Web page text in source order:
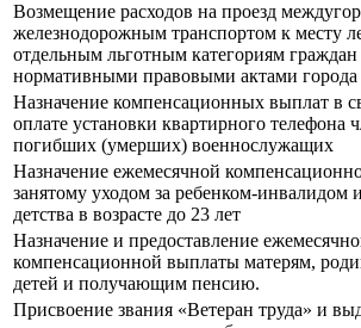
Возмещение расходов на проезд
железнодорожным транспортом к месту
отдельным льготным категориям граждан
нормативными правовыми актами
Назначение компенсационных выплат в
оплате установки квартирного телефона
погибших (умерших) военнослужащих
Назначение ежемесячной
занятому уходом за ребенком-инвалидом
детства в возрасте до 23 лет
Назначение и предоставление
компенсационной выплаты матерям,
детей и получающим пенсию.
Присвоение звания «Ветеран труда» и